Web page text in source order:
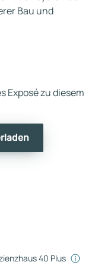
Bau und
Exposé zu diesem
40 Plus